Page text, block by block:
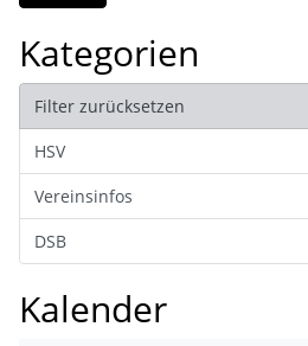
Kategorien
Filter zurücksetzen
HSV
Vereinsinfos
DSB
Kalender